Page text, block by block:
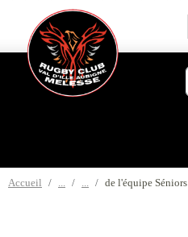
Accueil de l'équipe Séniors
Panneau de gestion des cookies